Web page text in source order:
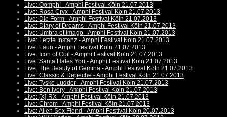
Live: Oomph! - Amphi Festival Köln 21.07.2013
Live: Rosa Crvx - Amphi Festival Köln 21.07.2013
Live: Die Form - Amphi Festival Köln 21.07.2013
Live: Diary of Dreams - Amphi Festival Köln 21.07.2013
Live: Umbra et Imago - Amphi Festival Köln 21.07.2013
Live: Letzte Instanz - Amphi Festival Köln 21.07.2013
Live: Faun - Amphi Festival Köln 21.07.2013
Live: Icon of Coil - Amphi Festival Köln 21.07.2013
Live: Santa Hates You - Amphi Festival Köln 21.07.2013
Live: The Beauty of Gemina - Amphi Festival Köln 21.07.2013
Live: Classic & Depeche - Amphi Festival Köln 21.07.2013
Live: Tyske Ludder - Amphi Festival Köln 21.07.2013
Live: Ben Ivory - Amphi Festival Köln 21.07.2013
Live: [X]-RX - Amphi Festival Köln 21.07.2013
Live: Chrom - Amphi Festival Köln 21.07.2013
Live: Alien Sex Fiend - Amphi Festival Köln 20.07.2013